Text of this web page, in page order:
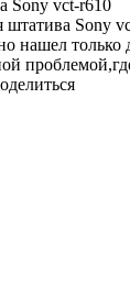
Sony vct-r610
штатива Sony
нашел